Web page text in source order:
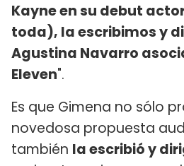
Kayne en su debut
toda), la escribimos y
Agustina Navarro
Eleven".
Es que Gimena no sólo
novedosa propuesta
también la escribió y